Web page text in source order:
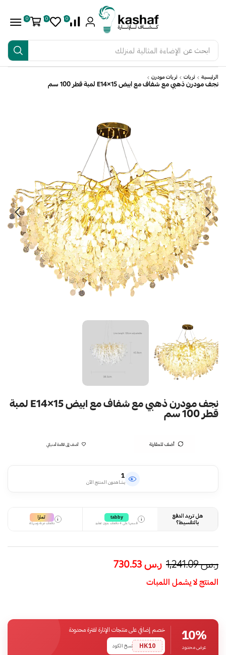
ابحث عن الإضاءة المثالية لمنزلك
0
0
0
الرئيسية ثريات ثريات مودرن
نجف مودرن ذهبي مع شفاف مع ابيض E14×15 لمبة قطر 100 سم
نجف مودرن ذهبي مع شفاف مع ابيض E14×15 لمبة
قطر 100 سم
أضف للمقارنة أضف إلى قائمة أمنياتي
1
يشاهدون المنتج الآن
هل تريد الدفع
بالتقسيط؟
i
tabby
قسمها على 4 دفعات بدون تعقيد
i تمارا
دفعات مرنة وسهلة
ر.س1,241.09 ر.س
المنتج لا يشمل اللمبات
10%
عرض محدود
خصم إضافي على منتجات الإنارة لفترة محدودة
HK10
نسخ الكود